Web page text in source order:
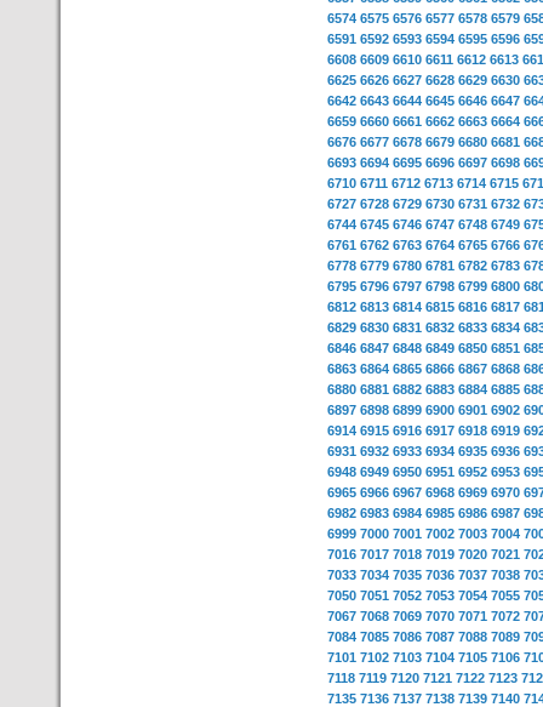
6574 6575 6576 6577 6578 6579
6591 6592 6593 6594 6595 6596
6608 6609 6610 6611 6612 6613
6625 6626 6627 6628 6629 6630
6642 6643 6644 6645 6646 6647
6659 6660 6661 6662 6663 6664
6676 6677 6678 6679 6680 6681
6693 6694 6695 6696 6697 6698
6710 6711 6712 6713 6714 6715
6727 6728 6729 6730 6731 6732
6744 6745 6746 6747 6748 6749
6761 6762 6763 6764 6765 6766
6778 6779 6780 6781 6782 6783
6795 6796 6797 6798 6799 6800
6812 6813 6814 6815 6816 6817
6829 6830 6831 6832 6833 6834
6846 6847 6848 6849 6850 6851
6863 6864 6865 6866 6867 6868
6880 6881 6882 6883 6884 6885
6897 6898 6899 6900 6901 6902
6914 6915 6916 6917 6918 6919
6931 6932 6933 6934 6935 6936
6948 6949 6950 6951 6952 6953
6965 6966 6967 6968 6969 6970
6982 6983 6984 6985 6986 6987
6999 7000 7001 7002 7003 7004
7016 7017 7018 7019 7020 7021
7033 7034 7035 7036 7037 7038
7050 7051 7052 7053 7054 7055
7067 7068 7069 7070 7071 7072
7084 7085 7086 7087 7088 7089
7101 7102 7103 7104 7105 7106
7118 7119 7120 7121 7122 7123
7135 7136 7137 7138 7139 7140